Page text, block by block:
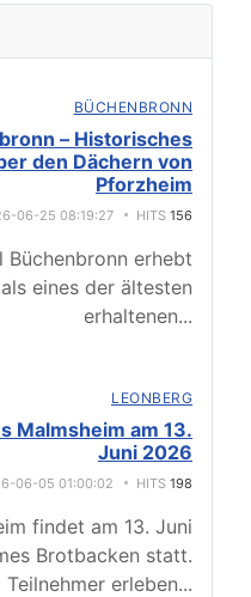
BÜCHENBRONN
– Historisches
den Dächern von
Pforzheim
06-25 08:19:27 HITS 156
erhebt
eines der ältesten
erhaltenen...
LEONBERG
Malmsheim am 13.
Juni 2026
06-05 01:00:02 HITS 198
findet am 13. Juni
Brotbacken statt.
Teilnehmer erleben...